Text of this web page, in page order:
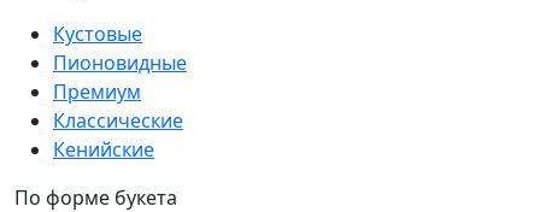
Кустовые
Пионовидные
Премиум
Классические
Кенийские
По форме букета